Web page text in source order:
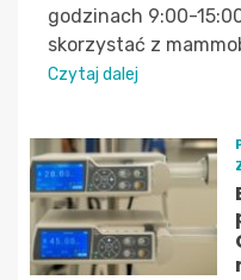
godzinach 9:00-
skorzystać z
Czytaj dalej